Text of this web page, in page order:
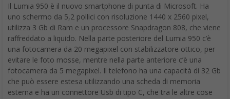
Il Lumia 950 è il nuovo smartphone di punta di Microsoft. Ha
uno schermo da 5,2 pollici con risoluzione 1440 x 2560 pixel,
utilizza 3 Gb di Ram e un processore Snapdragon 808, che viene
raffreddato a liquido. Nella parte posteriore del Lumia 950 c’è
una fotocamera da 20 megapixel con stabilizzatore ottico, per
evitare le foto mosse, mentre nella parte anteriore c’è una
fotocamera da 5 megapixel. Il telefono ha una capacità di 32 Gb
che può essere estesa utilizzando una scheda di memoria
esterna e ha un connettore Usb di tipo C, che tra le altre cose